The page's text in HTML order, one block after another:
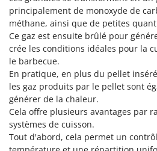
Pulvérisateurs
Pulvérisateurs portés
R
Rafraîchisseurs d'air par
Rampes de chargement en
Râpes à fromage électriques
Râteaux pour tracteur
Remplisseuses
Robots nettoyeurs de
GRIFO
GVS
GYS
H
Hailo
Helvi
Henx
HiKOKI
principalement de monoxyde de
méthane, ainsi que de petites
Ce gaz est ensuite brûlé pour
crée les conditions idéales pour la
le barbecue.
En pratique, en plus du pellet
les gaz produits par le pellet sont
générer de la chaleur.
Cela offre plusieurs avantages par
systèmes de cuisson.
Tout d'abord, cela permet un